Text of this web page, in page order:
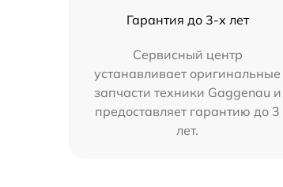
Гарантия до 3-х лет
Сервисный центр
устанавливает оригинальные
запчасти техники Gaggenau и
предоставляет гарантию до 3
лет.